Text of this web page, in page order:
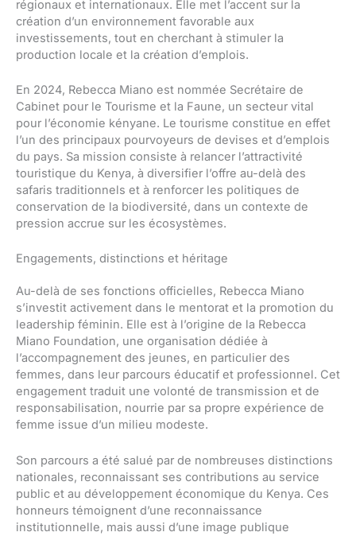
régionaux et internationaux. Elle met l’accent sur la
création d’un environnement favorable aux
investissements, tout en cherchant à stimuler la
production locale et la création d’emplois.
En 2024, Rebecca Miano est nommée Secrétaire de
Cabinet pour le Tourisme et la Faune, un secteur vital
pour l’économie kényane. Le tourisme constitue en effet
l’un des principaux pourvoyeurs de devises et d’emplois
du pays. Sa mission consiste à relancer l’attractivité
touristique du Kenya, à diversifier l’offre au-delà des
safaris traditionnels et à renforcer les politiques de
conservation de la biodiversité, dans un contexte de
pression accrue sur les écosystèmes.
Engagements, distinctions et héritage
Au-delà de ses fonctions officielles, Rebecca Miano
s’investit activement dans le mentorat et la promotion du
leadership féminin. Elle est à l’origine de la Rebecca
Miano Foundation, une organisation dédiée à
l’accompagnement des jeunes, en particulier des
femmes, dans leur parcours éducatif et professionnel. Cet
engagement traduit une volonté de transmission et de
responsabilisation, nourrie par sa propre expérience de
femme issue d’un milieu modeste.
Son parcours a été salué par de nombreuses distinctions
nationales, reconnaissant ses contributions au service
public et au développement économique du Kenya. Ces
honneurs témoignent d’une reconnaissance
institutionnelle, mais aussi d’une image publique